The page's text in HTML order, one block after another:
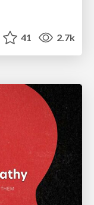
41 2.7k